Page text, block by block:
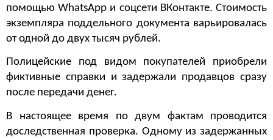
помощью WhatsАpp и соцсети ВКонтакте. Стоимость
экземпляра поддельного документа варьировалась
от одной до двух тысяч рублей.
Полицейские под видом покупателей приобрели
фиктивные справки и задержали продавцов сразу
после передачи денег.
В настоящее время по двум фактам проводится
доследственная проверка. Одному из задержанных